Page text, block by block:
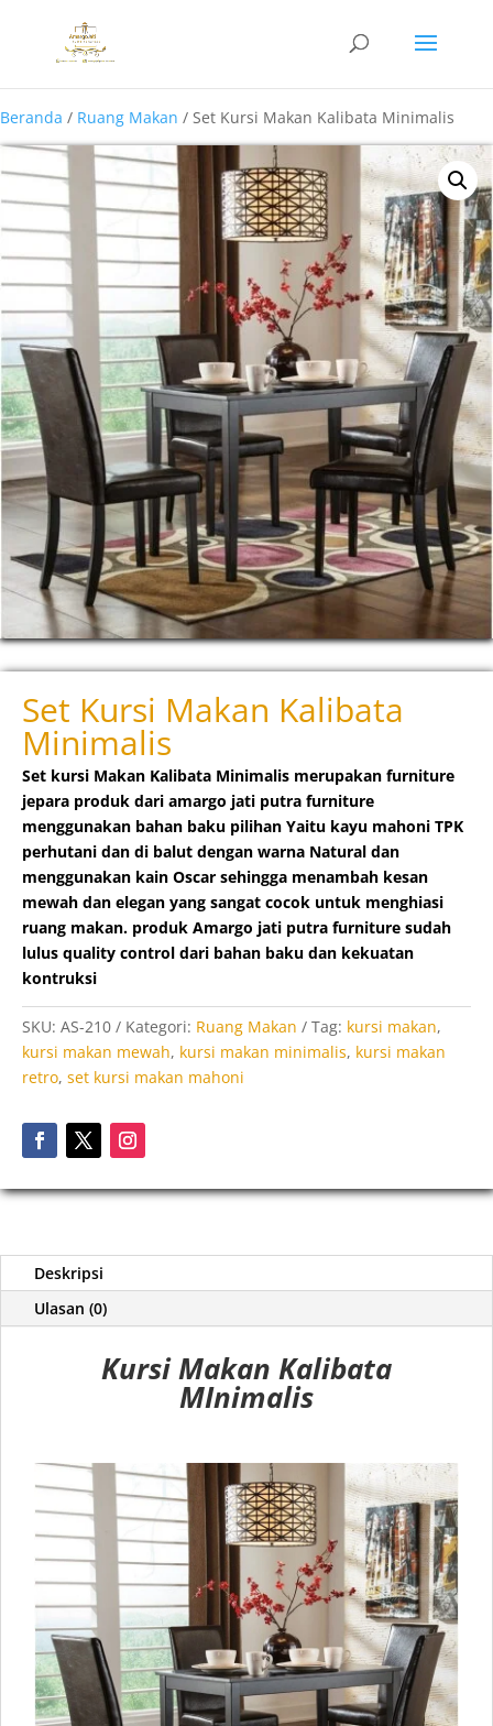
Beranda / Ruang Makan / Set Kursi Makan Kalibata Minimalis
Set Kursi Makan Kalibata
Minimalis
Set kursi Makan Kalibata Minimalis merupakan furniture
jepara produk dari amargo jati putra furniture
menggunakan bahan baku pilihan Yaitu kayu mahoni TPK
perhutani dan di balut dengan warna Natural dan
menggunakan kain Oscar sehingga menambah kesan
mewah dan elegan yang sangat cocok untuk menghiasi
ruang makan. produk Amargo jati putra furniture sudah
lulus quality control dari bahan baku dan kekuatan
kontruksi
SKU: AS-210 Kategori: Ruang Makan Tag: kursi makan,
kursi makan mewah, kursi makan minimalis, kursi makan
retro, set kursi makan mahoni
Deskripsi
Ulasan (0)
Kursi Makan Kalibata
MInimalis